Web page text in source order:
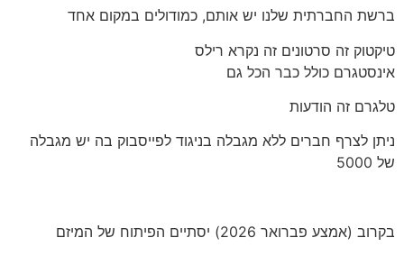
ברשת החברתית שלנו יש אותם, כמודולים במקום אחד
טיקטוק זה סרטונים זה נקרא רילס
אינסטגרם כולל כבר הכל גם
טלגרם זה הודעות
ניתן לצרף חברים ללא מגבלה בניגוד לפייסבוק בה יש מגבלה
של 5000
בקרוב (אמצע פברואר 2026) יסתיים הפיתוח של המיזם